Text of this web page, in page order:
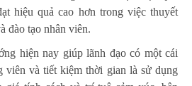
hiệu quả cao hơn trong việc thuyết
đào tạo nhân viên.
hiện nay giúp lãnh đạo có một cái
viên và tiết kiệm thời gian là sử dụng